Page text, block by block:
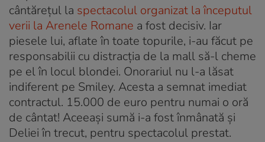
cântărețul la spectacolul organizat la începutul
verii la Arenele Romane a fost decisiv. Iar
piesele lui, aflate în toate topurile, i-au făcut pe
responsabilii cu distracția de la mall să-l cheme
pe el în locul blondei. Onorariul nu l-a lăsat
indiferent pe Smiley. Acesta a semnat imediat
contractul. 15.000 de euro pentru numai o oră
de cântat! Aceeași sumă i-a fost înmânată și
Deliei în trecut, pentru spectacolul prestat.